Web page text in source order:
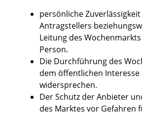
persönliche Zuverlässigkeit
Antragstellers
Leitung des
Person.
Die Durchführung des
dem öffentlichen
widersprechen.
Der Schutz der Anbieter
des Marktes vor Gefahren